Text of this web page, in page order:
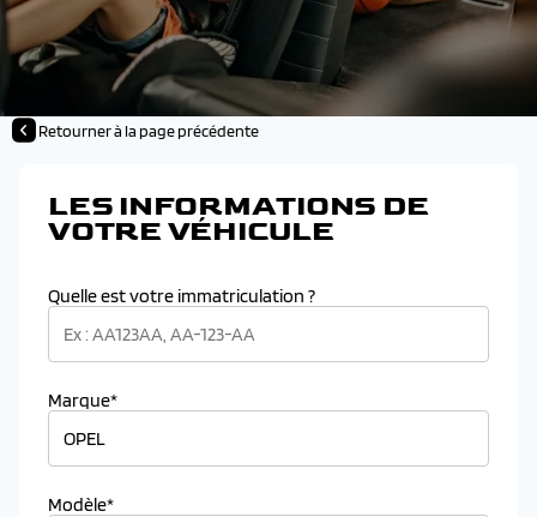
Retourner à la page précédente
LES INFORMATIONS DE
VOTRE VÉHICULE
Quelle est votre immatriculation ?
Marque*
Modèle*